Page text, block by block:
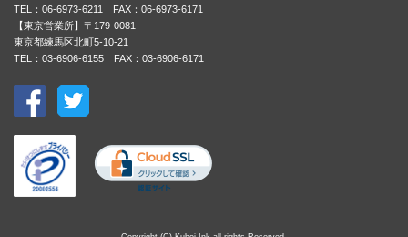
TEL：06-6973-6211 FAX：06-6973-6171
【東京営業所】〒179-0081
東京都練馬区北町5-10-21
TEL：03-6906-6155 FAX：03-6906-6171